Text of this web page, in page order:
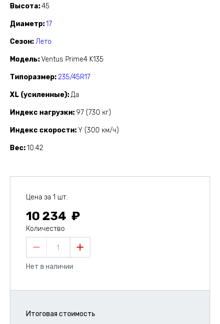
Высота 45
Диаметр 17
Сезон Лето
Модель Ventus Prime4 K135
Типоразмер 235/45R17
XL (усиленные) Да
Индекс нагрузки 97 (730 кг)
Индекс скорости Y (300 км/ч)
Вес 10.42
Цена за 1 шт.
10 234
Количество
1
Нет в наличии
Итоговая стоимость